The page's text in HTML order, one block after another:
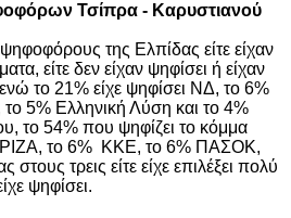
Τσίπρα - Καρυστιανού
της Ελπίδας είτε είχαν
είτε δεν είχαν ψηφίσει ή είχαν
το 21% είχε ψηφίσει ΝΔ, το 6%
5% Ελληνική Λύση και το 4%
το 54% που ψηφίζει το κόμμα
το 6% ΚΚΕ, το 6% ΠΑΣΟΚ,
τρεις είτε είχε επιλέξει πολύ
ψηφίσει.